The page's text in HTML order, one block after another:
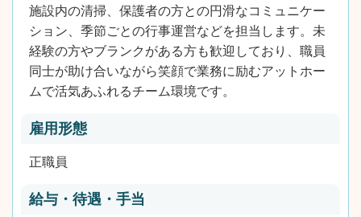
施設内の清掃、保護者の方との円滑なコミュニケー
ション、季節ごとの行事運営などを担当します。未
経験の方やブランクがある方も歓迎しており、職員
同士が助け合いながら笑顔で業務に励むアットホー
ムで活気あふれるチーム環境です。
雇用形態
正職員
給与・待遇・手当